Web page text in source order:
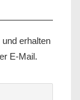
erhalten
E-Mail.